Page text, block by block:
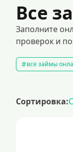
Все
Заполните
проверок и
все займы
Сортировка: